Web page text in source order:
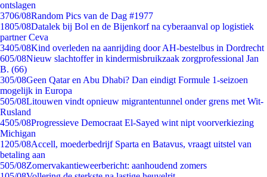
ontslagen
3706/08Random Pics van de Dag #1977
1805/08Datalek bij Bol en de Bijenkorf na cyberaanval op logistiek
partner Ceva
3405/08Kind overleden na aanrijding door AH-bestelbus in Dordrecht
605/08Nieuw slachtoffer in kindermisbruikzaak zorgprofessional Jan
B. (66)
305/08Geen Qatar en Abu Dhabi? Dan eindigt Formule 1-seizoen
mogelijk in Europa
505/08Litouwen vindt opnieuw migrantentunnel onder grens met Wit-
Rusland
4505/08Progressieve Democraat El-Sayed wint nipt voorverkiezing
Michigan
1205/08Accell, moederbedrijf Sparta en Batavus, vraagt uitstel van
betaling aan
505/08Zomervakantieweerbericht: aanhoudend zomers